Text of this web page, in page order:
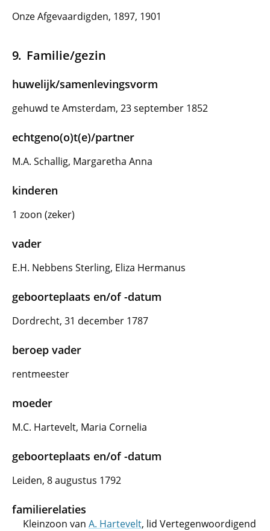
Onze Afgevaardigden, 1897, 1901
Familie/gezin
huwelijk/samenlevingsvorm
gehuwd te Amsterdam, 23 september 1852
echtgeno(o)t(e)/partner
M.A. Schallig, Margaretha Anna
kinderen
1 zoon (zeker)
vader
E.H. Nebbens Sterling, Eliza Hermanus
geboorteplaats en/of -datum
Dordrecht, 31 december 1787
beroep vader
rentmeester
moeder
M.C. Hartevelt, Maria Cornelia
geboorteplaats en/of -datum
Leiden, 8 augustus 1792
familierelaties
Kleinzoon van A. Hartevelt, lid Vertegenwoordigend